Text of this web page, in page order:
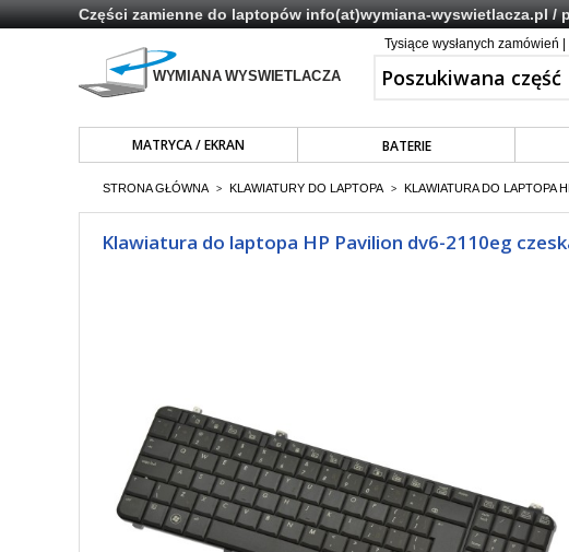
Części zamienne do laptopówinfo(at)wymiana-wyswietlacza.pl/
Tysiące wysłanych zamówień |
MATRYCA / EKRAN BATERIE
STRONA GŁÓWNA > KLAWIATURY DO LAPTOPA > KLAWIATURA DO LAPTOPA
Klawiatura do laptopa HP Pavilion dv6-2110eg